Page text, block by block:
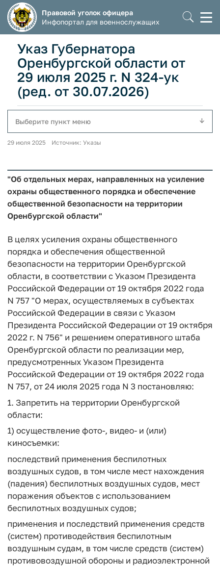
Правовой уголок офицера
Инфопортал для военнослужащих
Указ Губернатора
Оренбургской области от
29 июля 2025 г. N 324-ук
(ред. от 30.07.2026)
Выберите пункт меню
29 июля 2025 Источник: Указы
"Об отдельных мерах, направленных на усиление
охраны общественного порядка и обеспечение
общественной безопасности на территории
Оренбургской области"
В целях усиления охраны общественного
порядка и обеспечения общественной
безопасности на территории Оренбургской
области, в соответствии с Указом Президента
Российской Федерации от 19 октября 2022 года
N 757 "О мерах, осуществляемых в субъектах
Российской Федерации в связи с Указом
Президента Российской Федерации от 19 октября
2022 г. N 756" и решением оперативного штаба
Оренбургской области по реализации мер,
предусмотренных Указом Президента
Российской Федерации от 19 октября 2022 года
N 757, от 24 июля 2025 года N 3 постановляю:
1. Запретить на территории Оренбургской
области:
1) осуществление фото-, видео- и (или)
киносъемки:
последствий применения беспилотных
воздушных судов, в том числе мест нахождения
(падения) беспилотных воздушных судов, мест
поражения объектов с использованием
беспилотных воздушных судов;
применения и последствий применения средств
(систем) противодействия беспилотным
воздушным судам, в том числе средств (систем)
противовоздушной обороны и радиоэлектронной